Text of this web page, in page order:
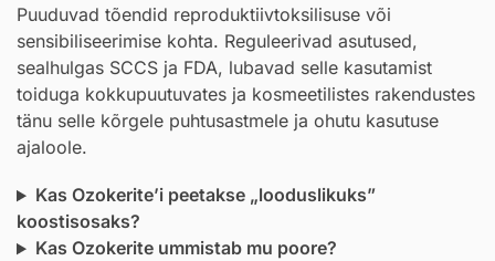
Puuduvad tõendid reproduktiivtoksilisuse või
sensibiliseerimise kohta. Reguleerivad asutused,
sealhulgas SCCS ja FDA, lubavad selle kasutamist
toiduga kokkupuutuvates ja kosmeetilistes rakendustes
tänu selle kõrgele puhtusastmele ja ohutu kasutuse
ajaloole.
Kas Ozokerite’i peetakse „looduslikuks”
koostisosaks?
Kas Ozokerite ummistab mu poore?